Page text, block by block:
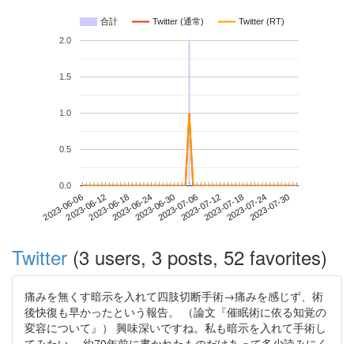
合計 Twitter (通常) Twitter (RT)
2023-06-062023-06-122023-06-182023-06-242023-06-302023-07-062023-07-122023-07-182023-07-242023-07-30
0.0
0.5
1.0
1.5
2.0
Twitter (3 users, 3 posts, 52 favorites)
痛みを無くす暗示を入れて四肢切断手術→痛みを感じず、術
後快復も早かったという報告。 （論文『催眠術に依る知覚の
変容について』） 興味深いですね。私も暗示を入れて手術し